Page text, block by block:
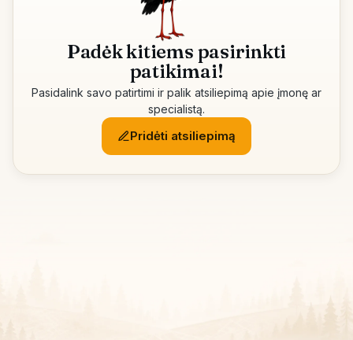
Padėk kitiems pasirinkti
patikimai!
Pasidalink savo patirtimi ir palik atsiliepimą apie įmonę ar
specialistą.
Pridėti atsiliepimą